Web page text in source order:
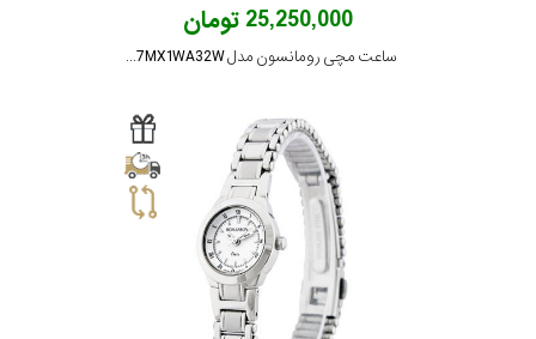
25,250,000 تومان
ساعت مچی رومانسون مدل TM4587MX1WA32W